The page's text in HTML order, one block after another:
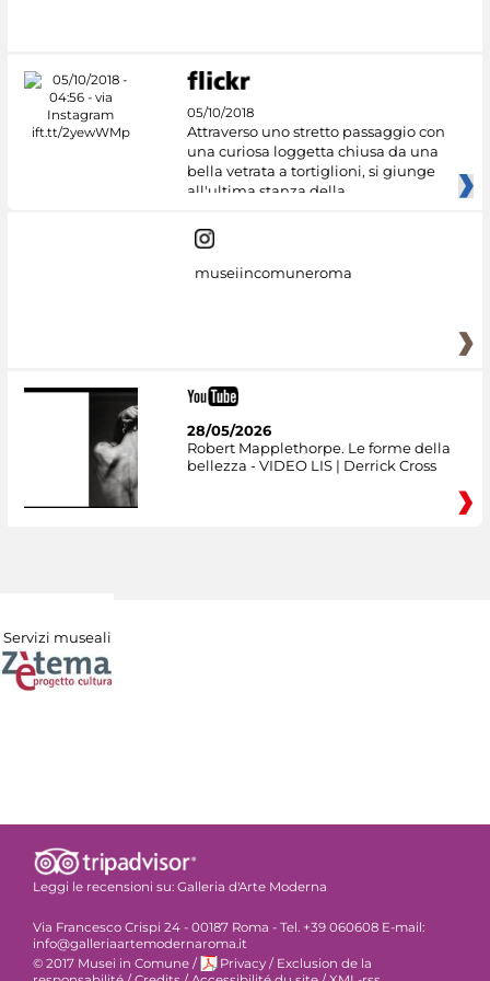
05/10/2018
Attraverso uno stretto passaggio con
una curiosa loggetta chiusa da una
bella vetrata a tortiglioni, si giunge
all'ultima stanza della
museiincomuneroma
28/05/2026
Robert Mapplethorpe. Le forme della
bellezza - VIDEO LIS | Derrick Cross
Servizi museali
Leggi le recensioni su: Galleria d'Arte Moderna
Via Francesco Crispi 24 - 00187 Roma - Tel. +39 060608 E-mail:
info@galleriaartemodernaroma.it
© 2017 Musei in Comune / Privacy / Exclusion de la